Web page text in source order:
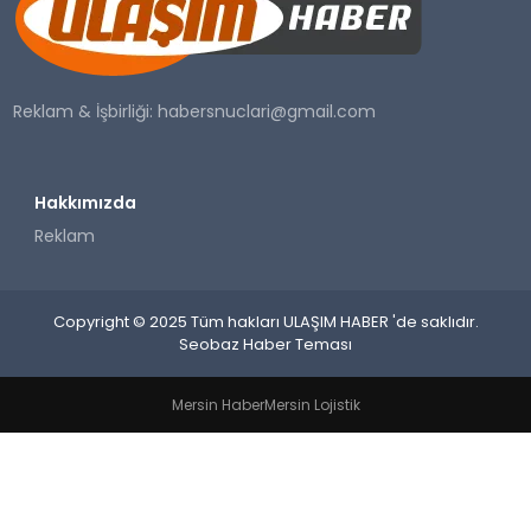
SAĞLIK
YAŞAM
Reklam & İşbirliği:habersnuclari@gmail.com
Hakkımızda
Reklam
Copyright © 2025 Tüm hakları ULAŞIM HABER 'de saklıdır.
Seobaz Haber Teması
Mersin HaberMersin Lojistik